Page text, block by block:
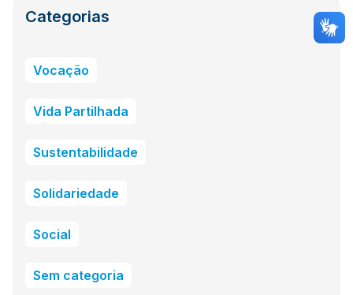
Categorias
Vocação
Vida Partilhada
Sustentabilidade
Solidariedade
Social
Sem categoria